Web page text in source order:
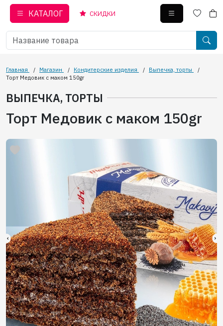
КАТАЛОГ СКИДКИ
Главная / Магазин / Кондитерские изделия / Выпечка, торты
/
Торт Медовик с маком 150gr
ВЫПЕЧКА, ТОРТЫ
Торт Медовик с маком 150gr